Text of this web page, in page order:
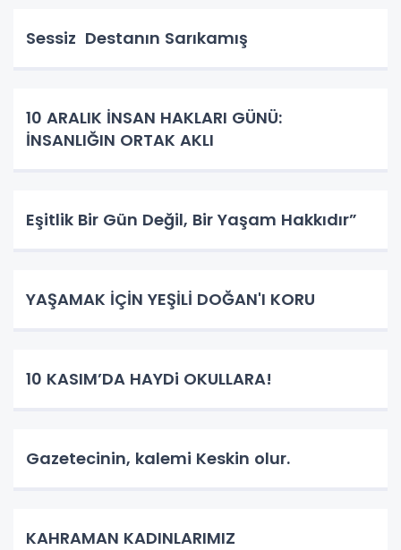
Sessiz Destanın Sarıkamış
10 ARALIK İNSAN HAKLARI GÜNÜ:
İNSANLIĞIN ORTAK AKLI
Eşitlik Bir Gün Değil, Bir Yaşam Hakkıdır”
YAŞAMAK İÇİN YEŞİLİ DOĞAN'I KORU
10 KASIM’DA HAYDi OKULLARA!
Gazetecinin, kalemi Keskin olur.
KAHRAMAN KADINLARIMIZ